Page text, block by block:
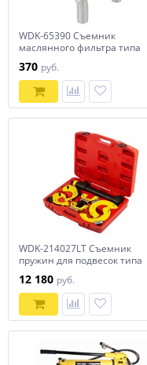
WDK-65390 Съемник
маслянного фильтра типа
370 руб.
WDK-214027LT Съемник
пружин для подвесок типа
12 180 руб.